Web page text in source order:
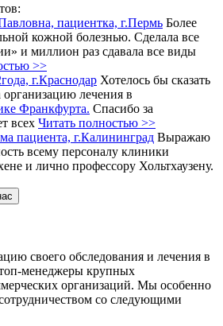
пациентка, г.Пермь Более
кожной болезнью. Сделала все
и миллион раз сдавала все виды
>>
г.Краснодар Хотелось бы сказать
организацию лечения в
Франкфурта. Спасибо за
всех Читать полностью >>
пациента, г.Калининград Выражаю
всему персоналу клиники
и лично профессору Хольтхаузену.
своего обследования и лечения в
менеджеры крупных
организаций. Мы особенно
со следующими